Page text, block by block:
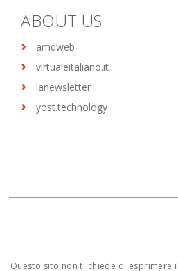
ABOUT US
amdweb
virtualeitaliano.it
lanewsletter
yost.technology
Questo sito non ti chiede di esprimere